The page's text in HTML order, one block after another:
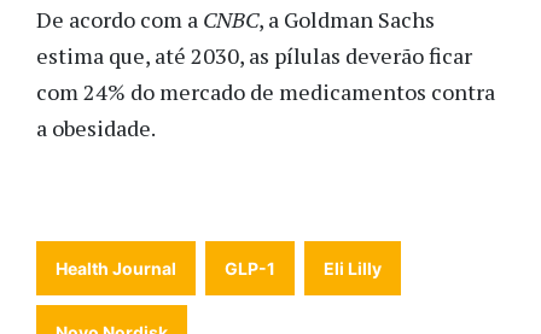
De acordo com a CNBC, a Goldman Sachs
estima que, até 2030, as pílulas deverão ficar
com 24% do mercado de medicamentos contra
a obesidade.
Health Journal GLP-1 Eli Lilly